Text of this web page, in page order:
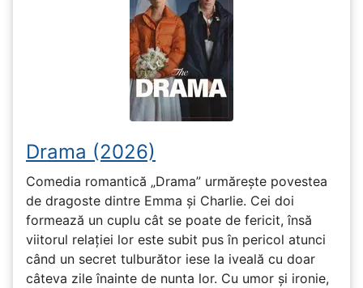
Drama (2026)
Comedia romantică „Drama” urmărește povestea
de dragoste dintre Emma și Charlie. Cei doi
formează un cuplu cât se poate de fericit, însă
viitorul relației lor este subit pus în pericol atunci
când un secret tulburător iese la iveală cu doar
câteva zile înainte de nunta lor. Cu umor și ironie,